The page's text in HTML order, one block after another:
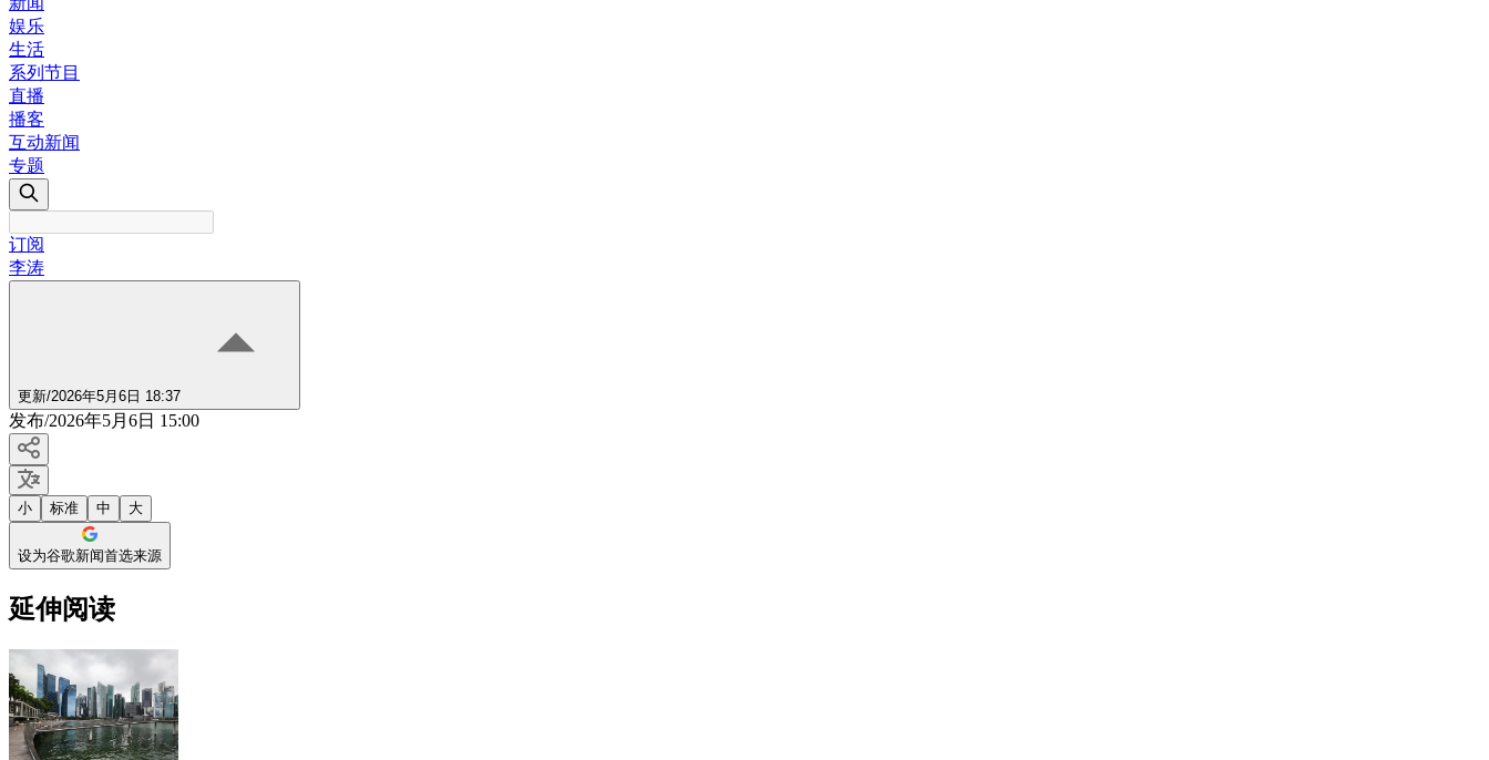
娱乐
生活
系列节目
直播
播客
互动新闻
专题
订阅
李涛
更新/2026年5月6日 18:37
发布/2026年5月6日 15:00
小 标准 中 大
设为谷歌新闻首选来源
延伸阅读